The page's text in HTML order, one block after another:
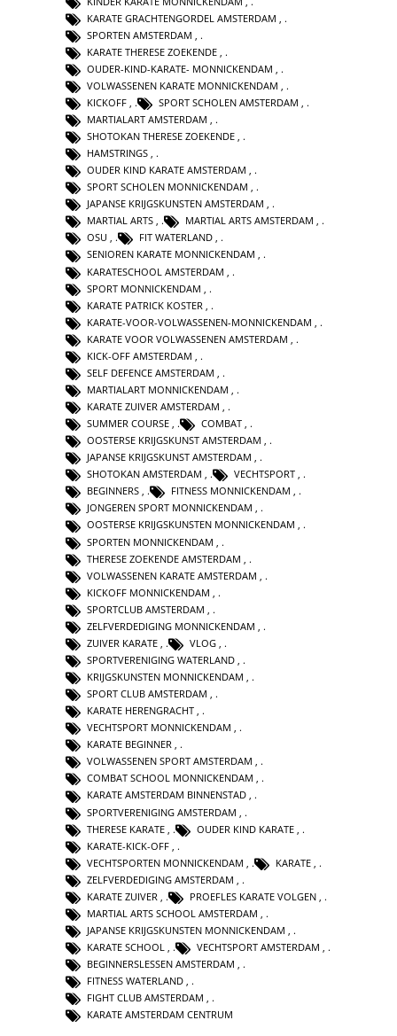
KARATE GRACHTENGORDEL AMSTERDAM
SPORTEN AMSTERDAM
KARATE THERESE ZOEKENDE
OUDER-KIND-KARATE- MONNICKENDAM
VOLWASSENEN KARATE MONNICKENDAM
KICKOFF
SPORT SCHOLEN AMSTERDAM
MARTIALART AMSTERDAM
SHOTOKAN THERESE ZOEKENDE ,
HAMSTRINGS ,
OUDER KIND KARATE AMSTERDAM ,
SPORT SCHOLEN MONNICKENDAM ,
JAPANSE KRIJGSKUNSTEN AMSTERDAM ,
MARTIAL ARTS , MARTIAL ARTS AMSTERDAM ,
OSU , FIT WATERLAND ,
SENIOREN KARATE MONNICKENDAM ,
KARATESCHOOL AMSTERDAM
SPORT MONNICKENDAM
KARATE PATRICK KOSTER
KARATE-VOOR-VOLWASSENEN-MONNICKENDAM
KARATE VOOR VOLWASSENEN AMSTERDAM
KICK-OFF AMSTERDAM
SELF DEFENCE AMSTERDAM
MARTIALART MONNICKENDAM
KARATE ZUIVER AMSTERDAM ,
SUMMER COURSE , COMBAT ,
OOSTERSE KRIJGSKUNST AMSTERDAM ,
JAPANSE KRIJGSKUNST AMSTERDAM ,
SHOTOKAN AMSTERDAM , VECHTSPORT ,
BEGINNERS , FITNESS MONNICKENDAM ,
JONGEREN SPORT MONNICKENDAM ,
OOSTERSE KRIJGSKUNSTEN MONNICKENDAM ,
SPORTEN MONNICKENDAM
THERESE ZOEKENDE AMSTERDAM
VOLWASSENEN KARATE AMSTERDAM
KICKOFF MONNICKENDAM
SPORTCLUB AMSTERDAM
ZELFVERDEDIGING MONNICKENDAM
ZUIVER KARATE
VLOG
SPORTVERENIGING WATERLAND
KRIJGSKUNSTEN MONNICKENDAM ,
SPORT CLUB AMSTERDAM ,
KARATE HERENGRACHT ,
VECHTSPORT MONNICKENDAM ,
KARATE BEGINNER ,
VOLWASSENEN SPORT AMSTERDAM ,
COMBAT SCHOOL MONNICKENDAM ,
KARATE AMSTERDAM BINNENSTAD ,
SPORTVERENIGING AMSTERDAM
THERESE KARATE
OUDER KIND KARATE
KARATE-KICK-OFF
VECHTSPORTEN MONNICKENDAM
KARATE
ZELFVERDEDIGING AMSTERDAM
KARATE ZUIVER
PROEFLES KARATE VOLGEN
MARTIAL ARTS SCHOOL AMSTERDAM
JAPANSE KRIJGSKUNSTEN MONNICKENDAM
KARATE SCHOOL , VECHTSPORT AMSTERDAM ,
BEGINNERSLESSEN AMSTERDAM ,
FITNESS WATERLAND ,
FIGHT CLUB AMSTERDAM ,
KARATE AMSTERDAM CENTRUM